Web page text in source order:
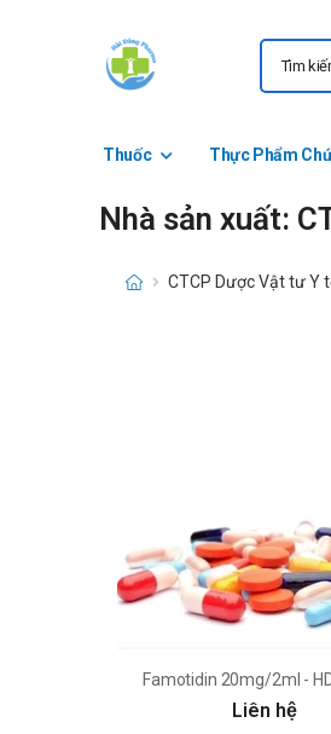
Thuốc Thực Phẩm
Nhà sản xuất:
CTCP Dược Vật tư Y
Famotidin 20mg/2ml -
Liên hệ